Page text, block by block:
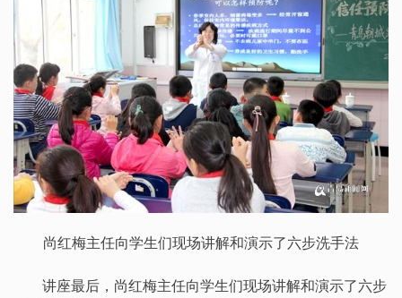
尚红梅主任向学生们现场讲解和演示了六步洗手法
讲座最后，尚红梅主任向学生们现场讲解和演示了六步